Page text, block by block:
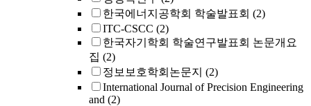
한국에너지공학회 학술발표회 (2)
ITC-CSCC (2)
한국자기학회 학술연구발표회 논문개요
집 (2)
정보보호학회논문지 (2)
International Journal of Precision Engineering
and (2)